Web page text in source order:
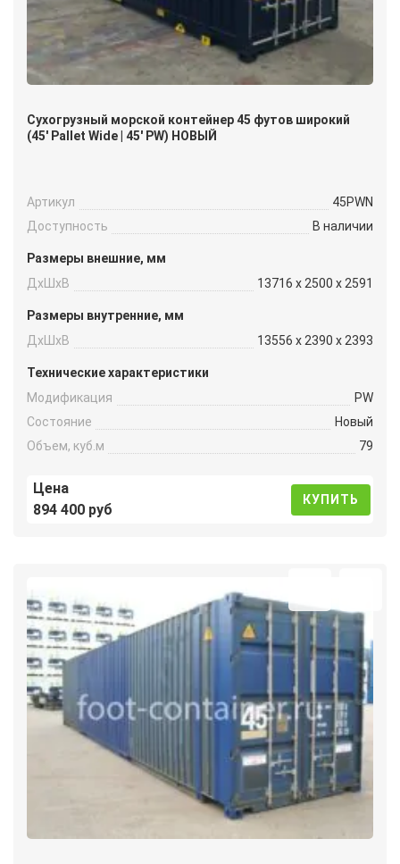
Сухогрузный морской контейнер 45 футов широкий
(45′ Pallet Wide | 45′ PW) НОВЫЙ
Артикул
45PWN
Доступность
В наличии
Размеры внешние, мм
ДxШxВ
13716 x 2500 x 2591
Размеры внутренние, мм
ДxШxВ
13556 x 2390 x 2393
Технические характеристики
Модификация
PW
Состояние
Новый
Объем, куб.м
79
Цена
894 400 руб
КУПИТЬ